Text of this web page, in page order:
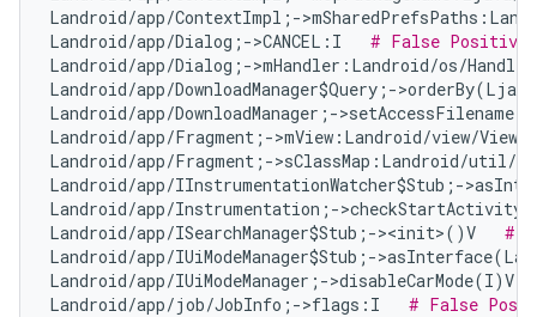
Landroid/app/ContextImpl;-
Landroid/app/Dialog;->CANCEL:I # False Positive
Landroid/app/Dialog;->mHandler:Landroid/os/
Landroid/app/DownloadManager$Query;-
Landroid/app/DownloadManager;-
Landroid/app/Fragment;->mView:Landroid/view/
Landroid/app/Fragment;->sClassMap:Landroid/
Landroid/app/IInstrumentationWatcher$Stub;-
Landroid/app/Instrumentation;-
Landroid/app/ISearchManager$Stub;-><init>()V #
Landroid/app/IUiModeManager$Stub;-
Landroid/app/IUiModeManager;-
Landroid/app/job/JobInfo;->flags:I # False